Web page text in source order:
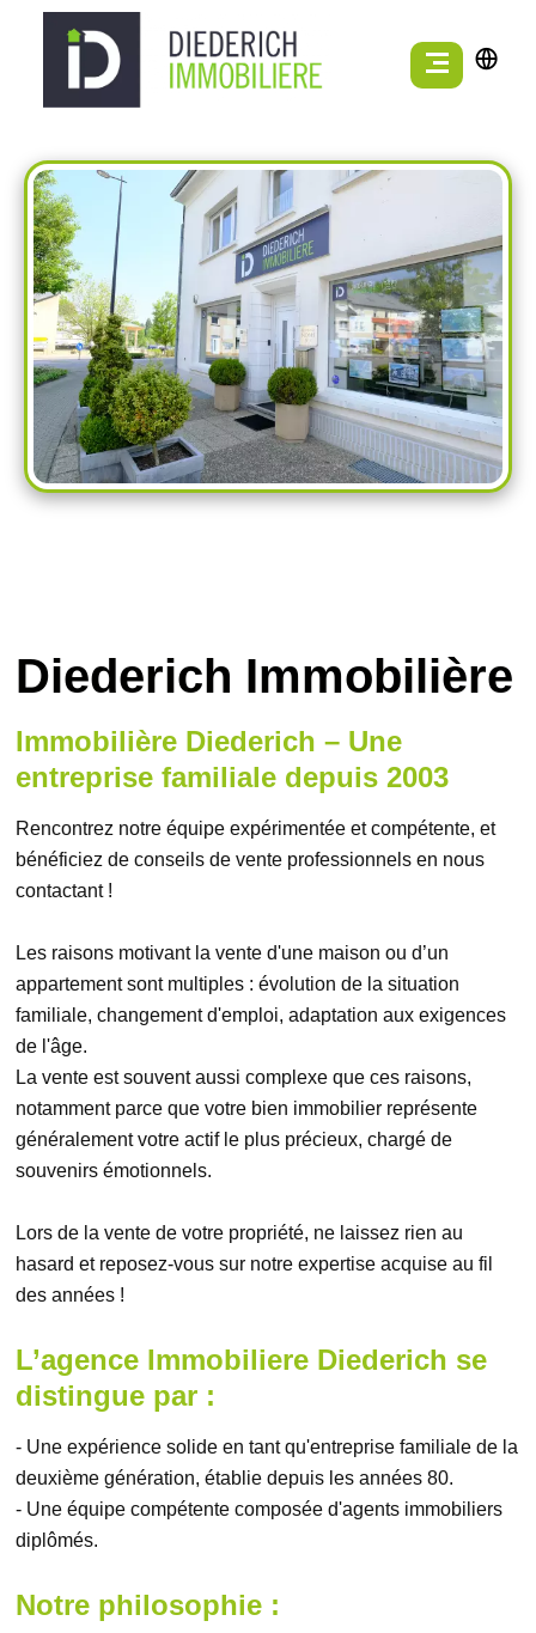
Diederich Immobilière
Immobilière Diederich – Une
entreprise familiale depuis 2003
Rencontrez notre équipe expérimentée et compétente, et
bénéficiez de conseils de vente professionnels en nous
contactant !
Les raisons motivant la vente d'une maison ou d’un
appartement sont multiples : évolution de la situation
familiale, changement d'emploi, adaptation aux exigences
de l'âge.
La vente est souvent aussi complexe que ces raisons,
notamment parce que votre bien immobilier représente
généralement votre actif le plus précieux, chargé de
souvenirs émotionnels.
Lors de la vente de votre propriété, ne laissez rien au
hasard et reposez-vous sur notre expertise acquise au fil
des années !
L’agence Immobiliere Diederich se
distingue par :
- Une expérience solide en tant qu'entreprise familiale de la
deuxième génération, établie depuis les années 80.
- Une équipe compétente composée d'agents immobiliers
diplômés.
Notre philosophie :